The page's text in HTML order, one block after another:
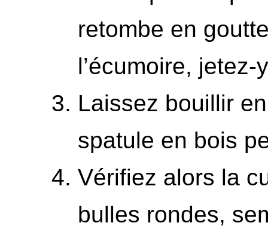
retombe en
l’écumoire,
Laissez bouillir
spatule en bois
Vérifiez alors la
bulles rondes,